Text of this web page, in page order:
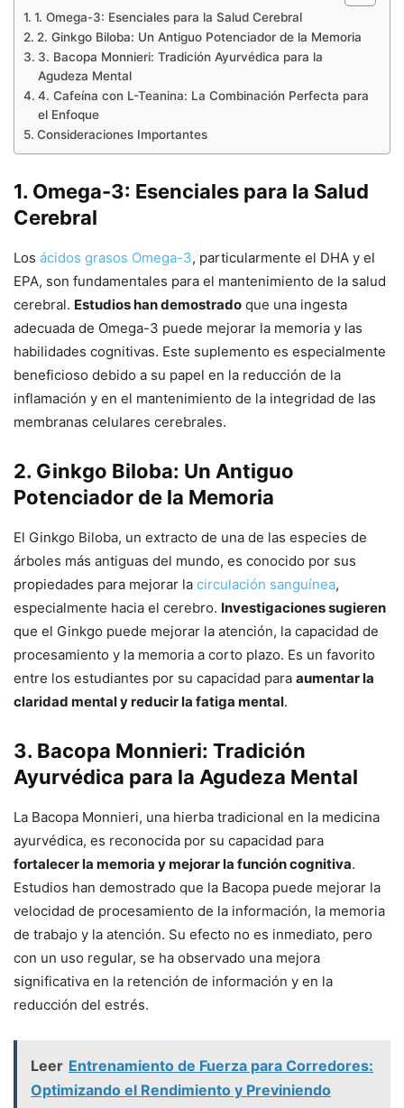
1. Omega-3: Esenciales para la Salud Cerebral
2. Ginkgo Biloba: Un Antiguo Potenciador de la Memoria
3. Bacopa Monnieri: Tradición Ayurvédica para la
Agudeza Mental
4. Cafeína con L-Teanina: La Combinación Perfecta para
el Enfoque
Consideraciones Importantes
1. Omega-3: Esenciales para la Salud
Cerebral
Los ácidos grasos Omega-3, particularmente el DHA y el
EPA, son fundamentales para el mantenimiento de la salud
cerebral. Estudios han demostrado que una ingesta
adecuada de Omega-3 puede mejorar la memoria y las
habilidades cognitivas. Este suplemento es especialmente
beneficioso debido a su papel en la reducción de la
inflamación y en el mantenimiento de la integridad de las
membranas celulares cerebrales.
2. Ginkgo Biloba: Un Antiguo
Potenciador de la Memoria
El Ginkgo Biloba, un extracto de una de las especies de
árboles más antiguas del mundo, es conocido por sus
propiedades para mejorar la circulación sanguínea,
especialmente hacia el cerebro. Investigaciones sugieren
que el Ginkgo puede mejorar la atención, la capacidad de
procesamiento y la memoria a corto plazo. Es un favorito
entre los estudiantes por su capacidad para aumentar la
claridad mental y reducir la fatiga mental.
3. Bacopa Monnieri: Tradición
Ayurvédica para la Agudeza Mental
La Bacopa Monnieri, una hierba tradicional en la medicina
ayurvédica, es reconocida por su capacidad para
fortalecer la memoria y mejorar la función cognitiva.
Estudios han demostrado que la Bacopa puede mejorar la
velocidad de procesamiento de la información, la memoria
de trabajo y la atención. Su efecto no es inmediato, pero
con un uso regular, se ha observado una mejora
significativa en la retención de información y en la
reducción del estrés.
Leer Entrenamiento de Fuerza para Corredores:
Optimizando el Rendimiento y Previniendo